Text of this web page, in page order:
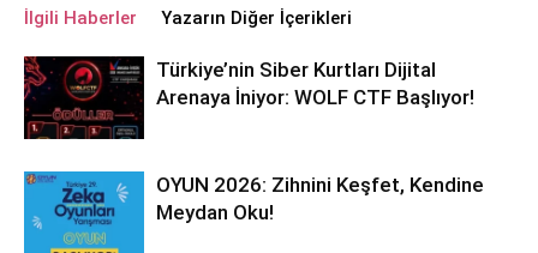
İlgili Haberler Yazarın Diğer İçerikleri
Türkiye’nin Siber Kurtları Dijital
Arenaya İniyor: WOLF CTF Başlıyor!
OYUN 2026: Zihnini Keşfet, Kendine
Meydan Oku!